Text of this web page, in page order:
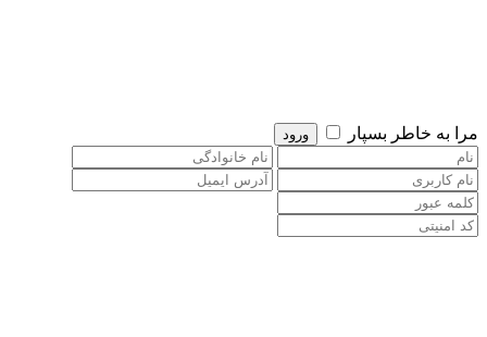
مرا به خاطر بسپار